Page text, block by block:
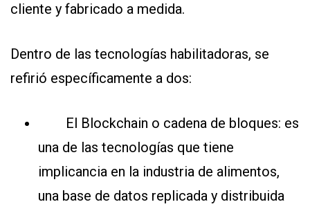
cliente y fabricado a medida.
Dentro de las tecnologías habilitadoras, se
refirió específicamente a dos:
El Blockchain o cadena de bloques: es
una de las tecnologías que tiene
implicancia en la industria de alimentos,
una base de datos replicada y distribuida